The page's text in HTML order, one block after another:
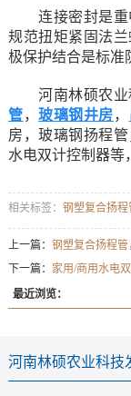
连接密封是重
规范扭矩紧固法
极保护结合是标准
河南林硕农业
管，玻璃钢井房，
房，玻璃钢扬程
水电双计控制器等
相关标签： 钢塑复合扬程
上一篇： 钢塑复合扬程管
下一篇： 家用/商用水电
最近浏览：
河南林硕农业科技